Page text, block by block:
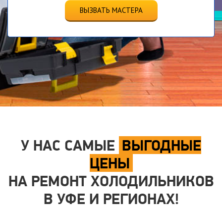
ВЫЗВАТЬ МАСТЕРА
У НАС САМЫЕ ВЫГОДНЫЕ
ЦЕНЫ
НА РЕМОНТ ХОЛОДИЛЬНИКОВ
В УФЕ И РЕГИОНАХ!